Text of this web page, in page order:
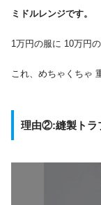
ミドルレンジです。
1万円の服に 10万円
これ、めちゃくちゃ
理由②:縫製トラ